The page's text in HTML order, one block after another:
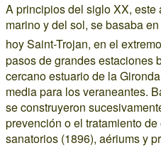
A principios del siglo XX,
marino y del sol, se basaba
hoy Saint-Trojan, en el
pasos de grandes estaciones
cercano estuario de la
media para los veraneantes.
se construyeron
prevención o el tratamiento
sanatorios (1896), aériums y